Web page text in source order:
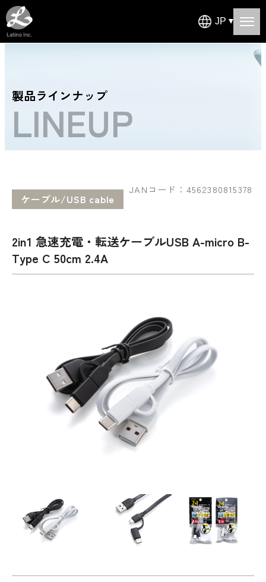
JP
製品ラインナップ
LINEUP
ケーブル/USB cable
JANコード：4562380815378
2in1 急速充電・転送ケーブルUSB A-micro B-
Type C 50cm 2.4A